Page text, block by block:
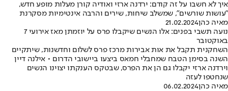
איך לא חשבו על זה קודם: ירדנה ארזי ואודיה קורן מעלות מופע חדש,
"עושות שורשים", שמשלב שיחות, שירים והרבה אינטימיות מסקרנת
מאיה כהן21.02.2024
נועה תשבי בפנים: אלו הנשים שיקבלו פרס על יוזמתן מאז אירועי 7
באוקטובר
השחקנית תקבל את אות אבירות מרכז פרס לשלום וחדשנות, שיתקיים
השנה בסימן הטבח שמחבלי חמאס ביצעו ביישובי הדרום • אילנה דיין
וירדנה ארזי יקבלו גם הן את הפרס, שבטקס הענקתו יצוינו הנשים
שנחטפו לעזה
מאיה כהן06.02.2024